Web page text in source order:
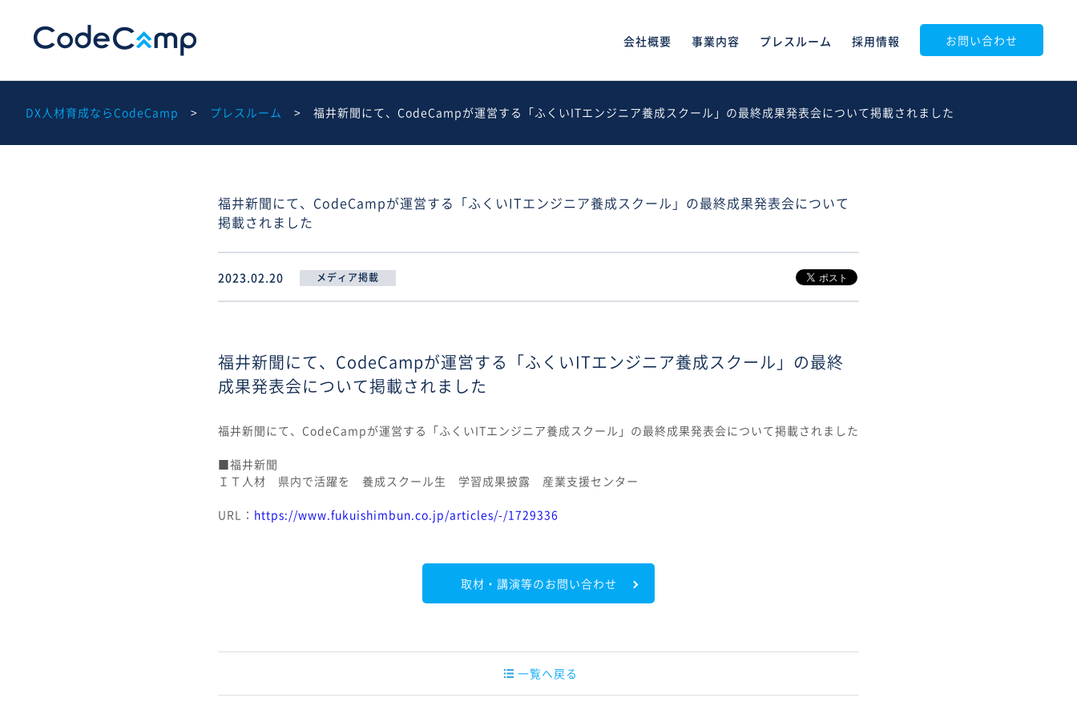
会社概要 事業内容 プレスルーム 採用情報 お問い合わせ
DX人材育成ならCodeCamp プレスルーム 福井新聞にて、CodeCampが運営する「ふくいITエンジニア養成スクール」の最終成果発表会について掲載されました
福井新聞にて、CodeCampが運営する「ふくいITエンジニア養成スクール」の最終成果発表会について
掲載されました
2023.02.20 メディア掲載
福井新聞にて、CodeCampが運営する「ふくいITエンジニア養成スクール」の最終
成果発表会について掲載されました
福井新聞にて、CodeCampが運営する「ふくいITエンジニア養成スクール」の最終成果発表会について掲載されました
■福井新聞
ＩＴ人材 県内で活躍を 養成スクール生 学習成果披露 産業支援センター
URL： https://www.fukuishimbun.co.jp/articles/-/1729336
取材・講演等のお問い合わせ
一覧へ戻る